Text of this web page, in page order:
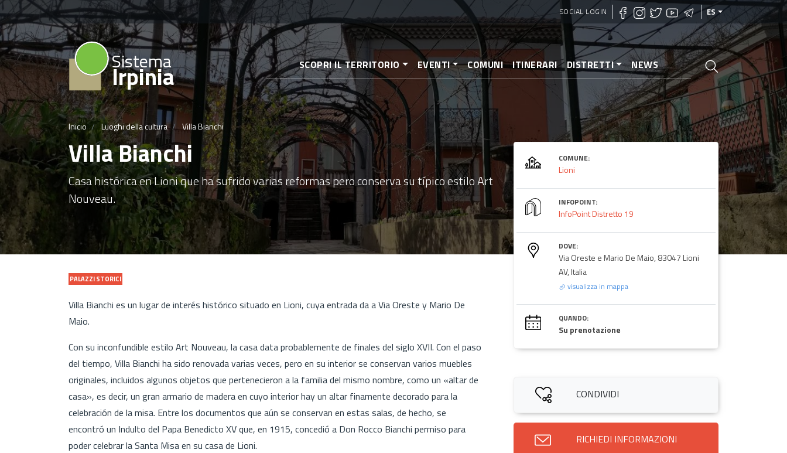
Pasar
al
contenido
principal
SOCIAL LOGIN ES
Sistema
Irpinia SCOPRI IL TERRITORIO EVENTI COMUNI ITINERARI DISTRETTI NEWS
Inicio Luoghi della cultura Villa Bianchi
Villa Bianchi
Casa histórica en Lioni que ha sufrido varias reformas pero conserva su típico estilo Art
Nouveau.
PALAZZI STORICI
Villa Bianchi es un lugar de interés histórico situado en Lioni, cuya entrada da a Via Oreste y Mario De
Maio.
Con su inconfundible estilo Art Nouveau, la casa data probablemente de finales del siglo XVII. Con el paso
del tiempo, Villa Bianchi ha sido renovada varias veces, pero en su interior se conservan varios muebles
originales, incluidos algunos objetos que pertenecieron a la familia del mismo nombre, como un «altar de
casa», es decir, un gran armario de madera en cuyo interior hay un altar finamente decorado para la
celebración de la misa. Entre los documentos que aún se conservan en estas salas, de hecho, se
encontró un Indulto del Papa Benedicto XV que, en 1915, concedió a Don Rocco Bianchi permiso para
poder celebrar la Santa Misa en su casa de Lioni.
COMUNE:
Lioni
INFOPOINT:
InfoPoint Distretto 19
DOVE:
Via Oreste e Mario De Maio, 83047 Lioni
AV, Italia
visualizza in mappa
QUANDO:
Su prenotazione
CONDIVIDI
RICHIEDI INFORMAZIONI